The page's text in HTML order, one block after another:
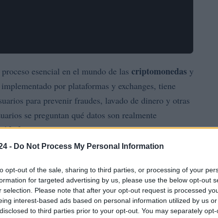
- Do Not Process My Personal Information
opt-out of the sale, sharing to third parties, or processing of your
for targeted advertising by us, please use the below opt-out
selection. Please note that after your opt-out request is processed
interest-based ads based on personal information utilized by us
to third parties prior to your opt-out. You may separately
esencial en el mundo de las criptomonedas y
por plataformas y exchanges, tiene
para prevenir fraudes, lavado de dinero y otras
se preguntan qué datos son realmente
sin incumplir las normas.
para cualquier persona que participe en el
explora los datos mínimos requeridos, la razón
la privacidad operativa.
niveles de verificación, los riesgos de compartir